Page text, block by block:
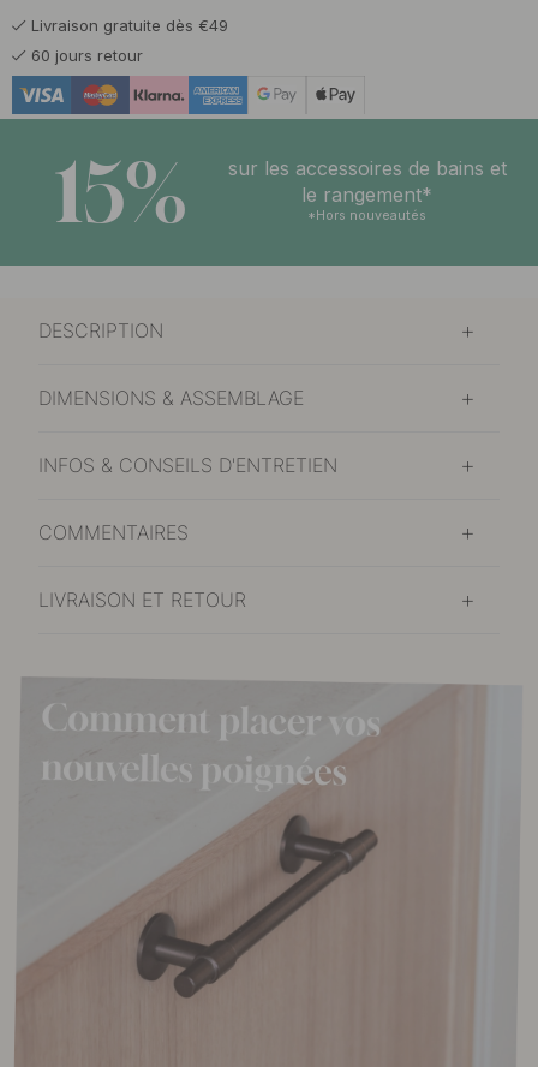
Livraison gratuite dès €49
60 jours retour
15%
sur les accessoires de bains et
le rangement*
*Hors nouveautés
DESCRIPTION
DIMENSIONS & ASSEMBLAGE
INFOS & CONSEILS D'ENTRETIEN
COMMENTAIRES
LIVRAISON ET RETOUR